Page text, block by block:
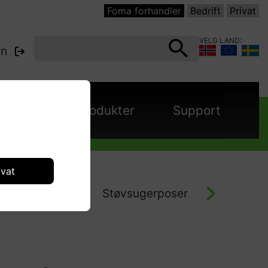
Foma forhandler Bedrift Privat
VELG LAND:
Produkter Support
Støvsugerposer